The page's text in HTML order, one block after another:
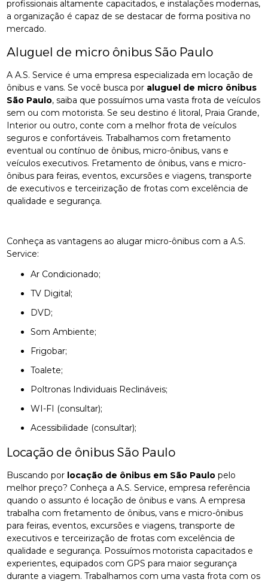
profissionais altamente capacitados, e instalações modernas,
a organização é capaz de se destacar de forma positiva no
mercado.
Aluguel de micro ônibus São Paulo
A A.S. Service é uma empresa especializada em locação de
ônibus e vans. Se você busca por aluguel de micro ônibus
São Paulo, saiba que possuímos uma vasta frota de veículos
sem ou com motorista. Se seu destino é litoral, Praia Grande,
Interior ou outro, conte com a melhor frota de veículos
seguros e confortáveis. Trabalhamos com fretamento
eventual ou contínuo de ônibus, micro-ônibus, vans e
veículos executivos. Fretamento de ônibus, vans e micro-
ônibus para feiras, eventos, excursões e viagens, transporte
de executivos e terceirização de frotas com excelência de
qualidade e segurança.
Conheça as vantagens ao alugar micro-ônibus com a A.S.
Service:
Ar Condicionado;
TV Digital;
DVD;
Som Ambiente;
Frigobar;
Toalete;
Poltronas Individuais Reclináveis;
WI-FI (consultar);
Acessibilidade (consultar);
Locação de ônibus São Paulo
Buscando por locação de ônibus em São Paulo pelo
melhor preço? Conheça a A.S. Service, empresa referência
quando o assunto é locação de ônibus e vans. A empresa
trabalha com fretamento de ônibus, vans e micro-ônibus
para feiras, eventos, excursões e viagens, transporte de
executivos e terceirização de frotas com excelência de
qualidade e segurança. Possuímos motorista capacitados e
experientes, equipados com GPS para maior segurança
durante a viagem. Trabalhamos com uma vasta frota com os